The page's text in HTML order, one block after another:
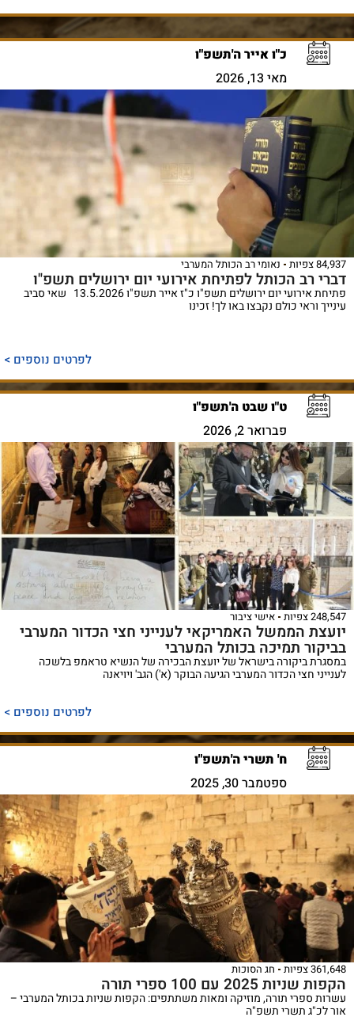
כ"ו אייר ה'תשפ"ו
מאי 13, 2026
84,937 צפיות נאומי רב הכותל המערבי
דברי רב הכותל לפתיחת אירועי יום ירושלים תשפ"ו
פתיחת אירועי יום ירושלים תשפ"ו כ"ז אייר תשפ"ו 13.5.2026 שאי סביב
עינייך וראי כולם נקבצו באו לך! זכינו
לפרטים נוספים >
ט"ו שבט ה'תשפ"ו
פברואר 2, 2026
248,547 צפיות אישי ציבור
יועצת הממשל האמריקאי לענייני חצי הכדור המערבי
בביקור תמיכה בכותל המערבי
במסגרת ביקורה בישראל של יועצת הבכירה של הנשיא טראמפ בלשכה
לענייני חצי הכדור המערבי הגיעה הבוקר (א') הגב' ויויאנה
לפרטים נוספים >
ח' תשרי ה'תשפ"ו
ספטמבר 30, 2025
361,648 צפיות חג הסוכות
הקפות שניות 2025 עם 100 ספרי תורה
עשרות ספרי תורה, מוזיקה ומאות משתתפים: הקפות שניות בכותל המערבי –
אור לכ"ג תשרי תשפ"ה